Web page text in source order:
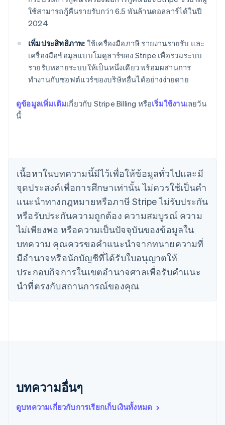
ใช้สามารถกู้คืนรายรับกว่า 6.5 พันล้านดอลลาร์ได้ในปี
2024
เพิ่มประสิทธิภาพ: ใช้เครื่องมือภาษี รายงานรายรับ และ
เครื่องมือข้อมูลแบบโมดูลาร์ของ Stripe เพื่อรวมระบบ
รายรับหลายระบบให้เป็นหนึ่งเดียว พร้อมผสานการ
ทำงานกับซอฟต์แวร์ของบริษัทอื่นได้อย่างง่ายดาย
ดูข้อมูลเพิ่มเติมเกี่ยวกับ Stripe Billing หรือเริ่มใช้งานเลยวัน
นี้
เนื้อหาในบทความนี้มีไว้เพื่อให้ข้อมูลทั่วไปและมี
จุดประสงค์เพื่อการศึกษาเท่านั้น ไม่ควรใช้เป็นคํา
แนะนําทางกฎหมายหรือภาษี Stripe ไม่รับประกัน
หรือรับประกันความถูกต้อง ความสมบูรณ์ ความ
ไม่เพียงพอ หรือความเป็นปัจจุบันของข้อมูลใน
บทความ คุณควรขอคําแนะนําจากทนายความที่
มีอํานาจหรือนักบัญชีที่ได้รับใบอนุญาตให้
ประกอบกิจการในเขตอํานาจศาลเพื่อรับคําแนะ
นําที่ตรงกับสถานการณ์ของคุณ
บทความอื่นๆ
ดูบทความเกี่ยวกับการเรียกเก็บเงินทั้งหมด
English
โครเอเชีย
จีนแผ่นดินใหญ่
简体中文English
ไซปรัส
English
ญี่ปุ่น
日本語 English
เดนมาร์ก
English
ไทย
นอร์เวย์
English
NederlandsFrançais
โปรตุเกส
PortuguêsEnglish